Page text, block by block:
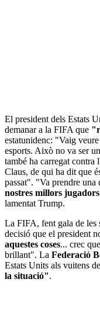
El president dels Estats
demanar a la FIFA que
estatunidenc: "Vaig
esports. Això no va ser
també ha carregat contra
Claus, de qui ha dit que
passat". "Va prendre una
nostres millors jugadors
lamentat Trump.
La FIFA, fent gala de les
decisió que el president
aquestes coses... crec
brillant". La Federació
Estats Units als vuitens
la situació".